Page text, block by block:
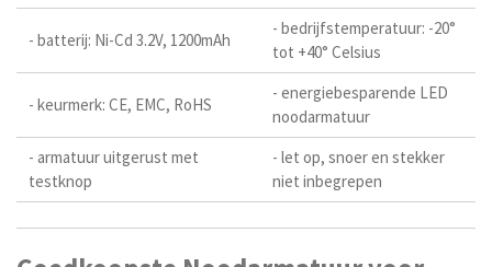
- batterij: Ni-Cd 3.2V, 1200mAh
- bedrijfstemperatuur: -20°
tot +40° Celsius
- keurmerk: CE, EMC, RoHS
- energiebesparende LED
noodarmatuur
- armatuur uitgerust met
testknop
- let op, snoer en stekker
niet inbegrepen